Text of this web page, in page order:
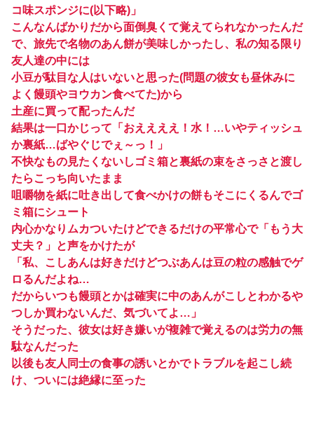
コ味スポンジに(以下略)」
こんなんばかりだから面倒臭くて覚えてられなかったんだ
で、旅先で名物のあん餅が美味しかったし、私の知る限り
友人達の中には
小豆が駄目な人はいないと思った(問題の彼女も昼休みに
よく饅頭やヨウカン食べてた)から
土産に買って配ったんだ
結果は一口かじって「おええええ！水！…いやティッシュ
か裏紙…ばやぐじでぇ～っ！」
不快なもの見たくないしゴミ箱と裏紙の束をさっさと渡し
たらこっち向いたまま
咀嚼物を紙に吐き出して食べかけの餅もそこにくるんでゴ
ミ箱にシュート
内心かなりムカついたけどできるだけの平常心で「もう大
丈夫？」と声をかけたが
「私、こしあんは好きだけどつぶあんは豆の粒の感触でゲ
ロるんだよね…
だからいつも饅頭とかは確実に中のあんがこしとわかるや
つしか買わないんだ、気づいてよ…」
そうだった、彼女は好き嫌いが複雑で覚えるのは労力の無
駄なんだった
以後も友人同士の食事の誘いとかでトラブルを起こし続
け、ついには絶縁に至った